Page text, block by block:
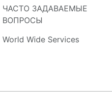
ЧАСТО ЗАДАВАЕМЫЕ
ВОПРОСЫ
World Wide Services